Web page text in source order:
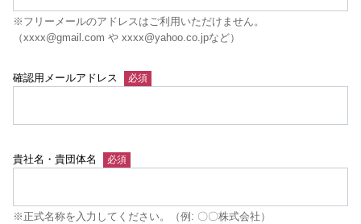
※フリーメールのアドレスはご利用いただけません。
（xxxx@gmail.com や xxxx@yahoo.co.jpなど）
確認用メールアドレス
貴社名・貴団体名
※正式名称を入力してください。（例: 〇〇株式会社）